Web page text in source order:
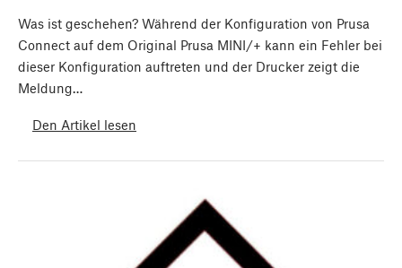
Was ist geschehen? Während der Konfiguration von Prusa
Connect auf dem Original Prusa MINI/+ kann ein Fehler bei
dieser Konfiguration auftreten und der Drucker zeigt die
Meldung…
Den Artikel lesen